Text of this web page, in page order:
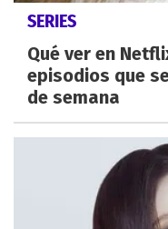
SERIES
Qué ver en
episodios que
de semana